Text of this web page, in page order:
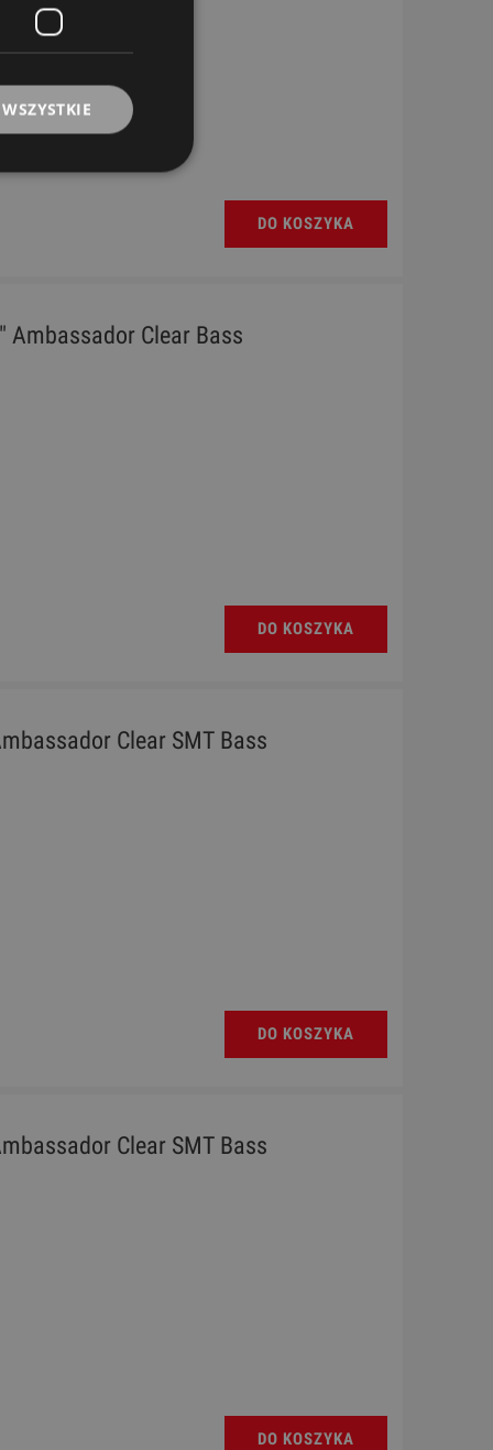
DO KOSZYKA
Ambassador Clear Bass
DO KOSZYKA
Clear SMT Bass
DO KOSZYKA
Clear SMT Bass
DO KOSZYKA